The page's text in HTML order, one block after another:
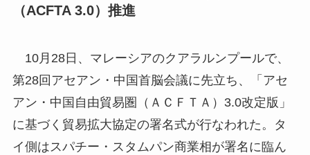
（ACFTA 3.0）推進
10月28日、マレーシアのクアラルンプールで、
第28回アセアン・中国首脳会議に先立ち、「アセ
アン・中国自由貿易圏（ＡＣＦＴＡ）3.0改定版」
に基づく貿易拡大協定の署名式が行なわれた。タ
イ側はスパチー・スタムパン商業相が署名に臨ん